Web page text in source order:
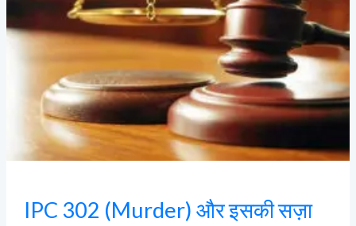
IPC 302 (Murder) और इसकी सज़ा